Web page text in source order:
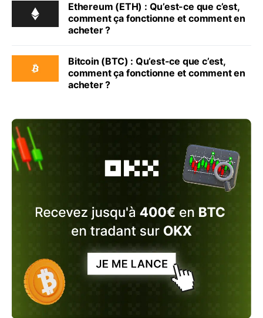
Ethereum (ETH) : Qu’est-ce que c’est,
comment ça fonctionne et comment en
acheter ?
Bitcoin (BTC) : Qu’est-ce que c’est,
comment ça fonctionne et comment en
acheter ?